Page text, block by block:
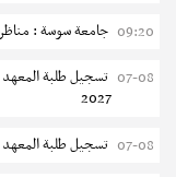
09:20 جامعة سوسة : مناظرة
07-08
2027
07-08 تسجيل طلبة المعهد